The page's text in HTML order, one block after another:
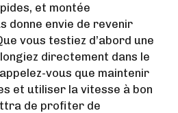
et montée
donne envie de revenir
vous testiez d’abord une
directement dans le
vous que maintenir
et utiliser la vitesse à bon
de profiter de